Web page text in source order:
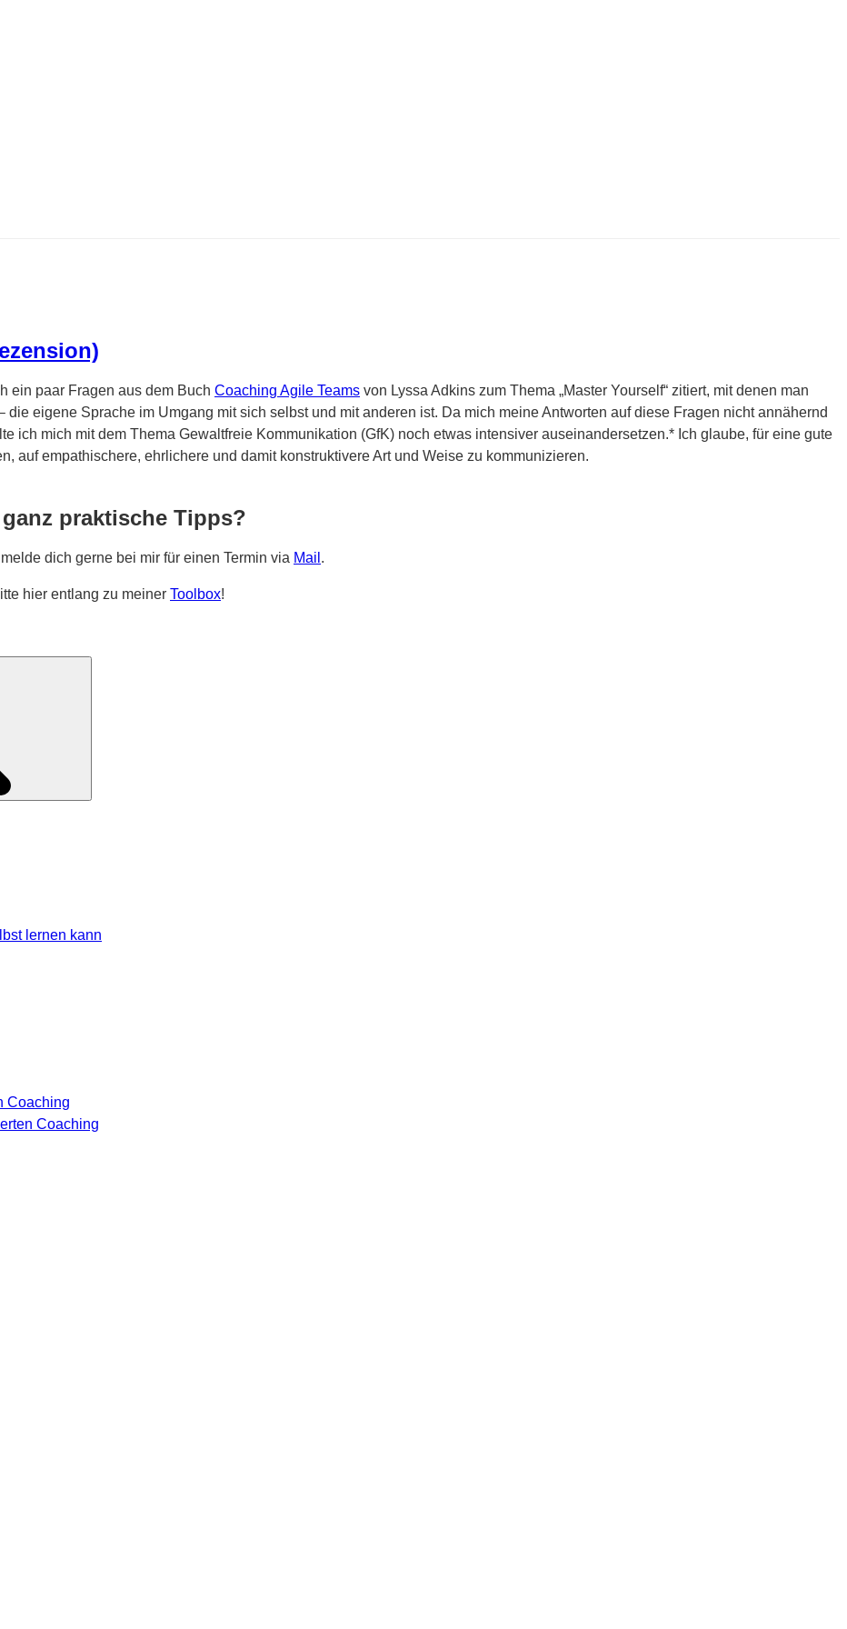
ein paar Fragen aus dem Buch Coaching Agile Teams von Lyssa Adkins zum Thema „Master Yourself“ zitiert, mit denen man
eigene Sprache im Umgang mit sich selbst und mit anderen ist. Da mich meine Antworten auf diese Fragen nicht annähernd
ich mich mit dem Thema Gewaltfreie Kommunikation (GfK) noch etwas intensiver auseinandersetzen.* Ich glaube, für eine gute
auf empathischere, ehrlichere und damit konstruktivere Art und Weise zu kommunizieren.
praktische Tipps?
melde dich gerne bei mir für einen Termin via Mail .
hier entlang zu meiner Toolbox!
lernen kann
Coaching
Coaching